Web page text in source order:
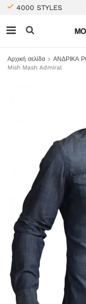
4000 STYLES
Αρχική σελίδα ΑΝΔΡΙΚΑ
Mish Mash Admiral